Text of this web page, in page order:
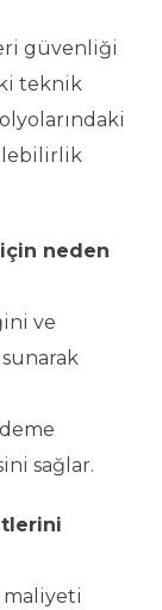
güvenliği
teknik
neden
ve
sağlar.
maliyeti